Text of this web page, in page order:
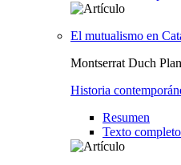
El mutualismo en
Montserrat Duch
Historia
Resumen
Texto completo